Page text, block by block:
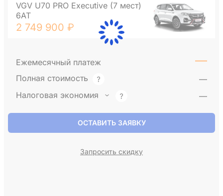
VGV U70 PRO Executive (7 мест)
6AT
2 749 900 ₽
Ежемесячный платеж —
Полная стоимость
—
Налоговая экономия
—
ОСТАВИТЬ ЗАЯВКУ
Запросить скидку